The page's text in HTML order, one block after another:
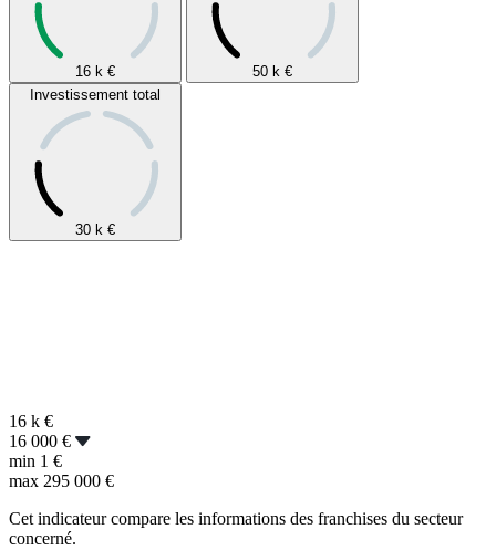
16 k € 50 k €
Investissement total
30 k €
16 k €
16 000 €
min 1 €
max 295 000 €
Cet indicateur compare les informations des franchises du secteur
concerné.